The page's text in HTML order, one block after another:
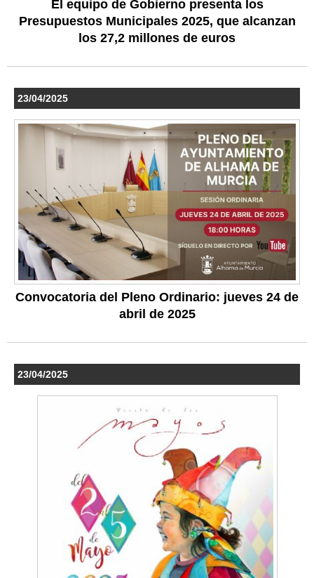
El equipo de Gobierno presenta los
Presupuestos Municipales 2025, que alcanzan
los 27,2 millones de euros
23/04/2025
Convocatoria del Pleno Ordinario: jueves 24 de
abril de 2025
23/04/2025